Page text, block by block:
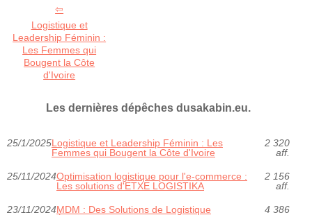
Logistique et
Leadership Féminin :
Les Femmes qui
Bougent la Côte
d'Ivoire
Les dernières dépêches dusakabin.eu.
25/1/2025Logistique et Leadership Féminin : Les
Femmes qui Bougent la Côte d'Ivoire
2 320
aff.
25/11/2024Optimisation logistique pour l'e-commerce :
Les solutions d'ETXE LOGISTIKA
2 156
aff.
23/11/2024MDM : Des Solutions de Logistique
4 386